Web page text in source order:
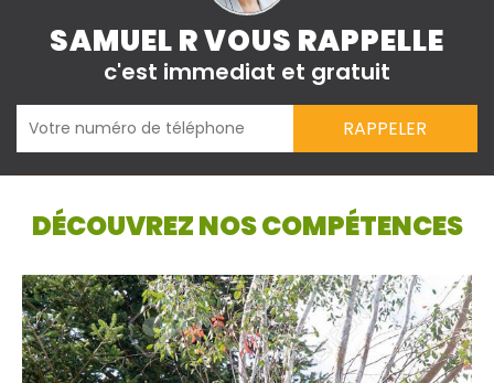
SAMUEL R VOUS RAPPELLE
c'est immediat et gratuit
DÉCOUVREZ NOS COMPÉTENCES